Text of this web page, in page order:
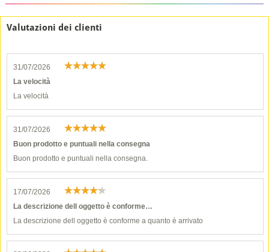
Valutazioni dei clienti
31/07/2026
La velocità
La velocità
31/07/2026
Buon prodotto e puntuali nella consegna
Buon prodotto e puntuali nella consegna.
17/07/2026
La descrizione dell oggetto è conforme…
La descrizione dell oggetto è conforme a quanto è arrivato